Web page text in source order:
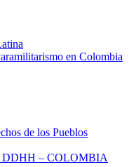
en Colombia
de los Pueblos
– COLOMBIA